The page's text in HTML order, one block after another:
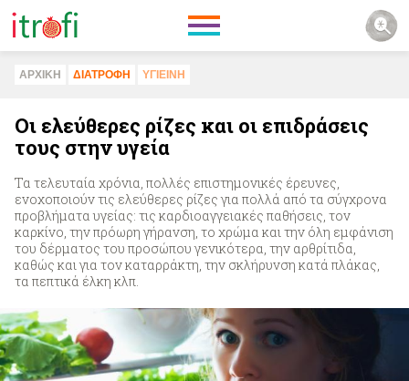
ΑΡΧΙΚΗ ΔΙΑΤΡΟΦΗ ΥΓΙΕΙΝΗ
Οι ελεύθερες ρίζες και οι επιδράσεις
τους στην υγεία
Τα τελευταία χρόνια, πολλές επιστημονικές έρευνες,
ενοχοποιούν τις ελεύθερες ρίζες για πολλά από τα σύγχρονα
προβλήματα υγείας: τις καρδιοαγγειακές παθήσεις, τον
καρκίνο, την πρόωρη γήρανση, το χρώμα και την όλη εμφάνιση
του δέρματος του προσώπου γενικότερα, την αρθρίτιδα,
καθώς και για τον καταρράκτη, την σκλήρυνση κατά πλάκας,
τα πεπτικά έλκη κλπ.